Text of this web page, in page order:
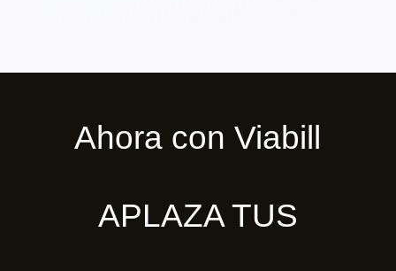
Ahora con Viabill
APLAZA TUS